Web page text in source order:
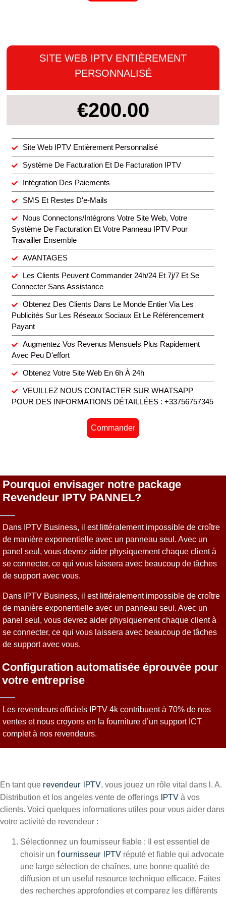
SITE WEB IPTV ENTIÈREMENT
PERSONNALISÉ
€200.00
Site Web IPTV Entièrement Personnalisé
Système De Facturation Et De Facturation IPTV
Intégration Des Paiements
SMS Et Restes D'e-Mails
Nous Connectons/intégrons Votre Site Web, Votre
Système De Facturation Et Votre Panneau IPTV Pour
Travailler Ensemble
AVANTAGES
Les Clients Peuvent Commander 24h/24 Et 7j/7 Et Se
Connecter Sans Assistance
Obtenez Des Clients Dans Le Monde Entier Via Les
Publicités Sur Les Réseaux Sociaux Et Le Référencement
Payant
Augmentez Vos Revenus Mensuels Plus Rapidement
Avec Peu D'effort
Obtenez Votre Site Web En 6h À 24h
VEUILLEZ NOUS CONTACTER SUR WHATSAPP
POUR DES INFORMATIONS DÉTAILLÉES : +33756757345
Commander
Pourquoi envisager notre package
Revendeur IPTV PANNEL?
Dans IPTV Business, il est littéralement impossible de croître
de manière exponentielle avec un panneau seul. Avec un
panel seul, vous devrez aider physiquement chaque client à
se connecter, ce qui vous laissera avec beaucoup de tâches
de support avec vous.
Dans IPTV Business, il est littéralement impossible de croître
de manière exponentielle avec un panneau seul. Avec un
panel seul, vous devrez aider physiquement chaque client à
se connecter, ce qui vous laissera avec beaucoup de tâches
de support avec vous.
Configuration automatisée éprouvée pour
votre entreprise
Les revendeurs officiels IPTV 4k contribuent à 70% de nos
ventes et nous croyons en la fourniture d’un support ICT
complet à nos revendeurs.
En tant que revendeur IPTV, vous jouez un rôle vital dans l. A.
Distribution et los angeles vente de offerings IPTV à vos
clients. Voici quelques informations utiles pour vous aider dans
votre activité de revendeur :
Sélectionnez un fournisseur fiable : Il est essentiel de
choisir un fournisseur IPTV réputé et fiable qui advocate
une large sélection de chaînes, une bonne qualité de
diffusion et un useful resource technique efficace. Faites
des recherches approfondies et comparez les différents